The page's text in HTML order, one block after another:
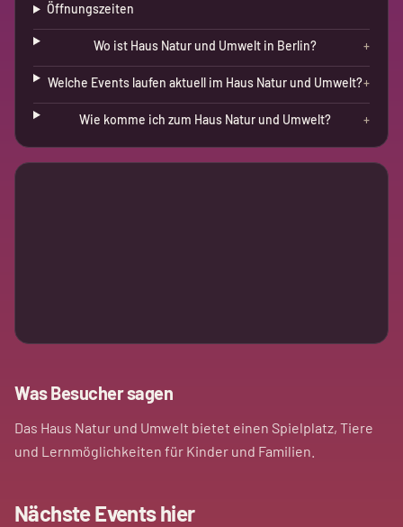
Öffnungszeiten
Wo ist Haus Natur und Umwelt in Berlin? +
Welche Events laufen aktuell im Haus Natur und Umwelt?+
Wie komme ich zum Haus Natur und Umwelt? +
Was Besucher sagen
Das Haus Natur und Umwelt bietet einen Spielplatz, Tiere
und Lernmöglichkeiten für Kinder und Familien.
Nächste Events hier